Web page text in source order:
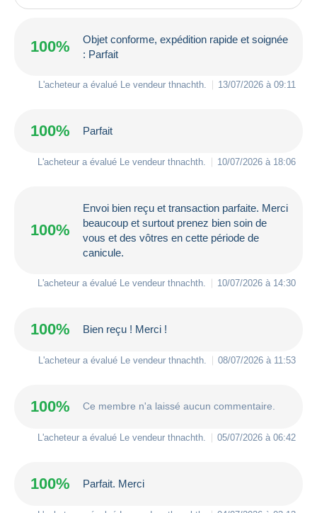
100%
Objet conforme, expédition rapide et soignée
: Parfait
L'acheteur a évalué Le vendeur thnachth 13/07/2026 à 09:11
100% Parfait
L'acheteur a évalué Le vendeur thnachth 10/07/2026 à 18:06
100%
Envoi bien reçu et transaction parfaite. Merci
beaucoup et surtout prenez bien soin de
vous et des vôtres en cette période de
canicule.
L'acheteur a évalué Le vendeur thnachth 10/07/2026 à 14:30
100% Bien reçu ! Merci !
L'acheteur a évalué Le vendeur thnachth 08/07/2026 à 11:53
100% Ce membre n'a laissé aucun commentaire.
L'acheteur a évalué Le vendeur thnachth 05/07/2026 à 06:42
100% Parfait. Merci